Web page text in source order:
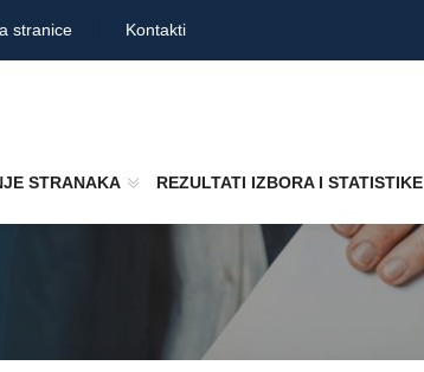
stranice Kontakti
STRANAKA REZULTATI IZBORA I STATISTIKE